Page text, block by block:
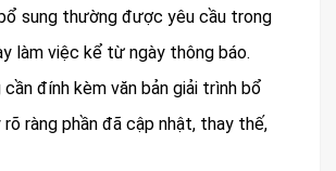
sung thường được yêu cầu trong
làm việc kể từ ngày thông báo.
đính kèm văn bản giải trình bổ
rõ ràng phần đã cập nhật, thay thế,